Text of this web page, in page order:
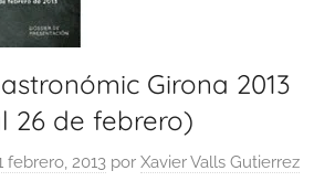
Girona 2013
26 de febrero)
febrero, 2013 por Xavier Valls Gutierrez